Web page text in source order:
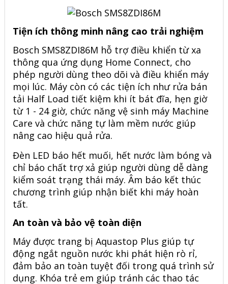
Tiện ích thông minh nâng cao trải nghiệm
Bosch SMS8ZDI86M hỗ trợ điều khiển từ xa
thông qua ứng dụng Home Connect, cho
phép người dùng theo dõi và điều khiển máy
mọi lúc. Máy còn có các tiện ích như rửa bán
tải Half Load tiết kiệm khi ít bát đĩa, hẹn giờ
từ 1 - 24 giờ, chức năng vệ sinh máy Machine
Care và chức năng tự làm mềm nước giúp
nâng cao hiệu quả rửa.
Đèn LED báo hết muối, hết nước làm bóng và
chỉ báo chất trợ xả giúp người dùng dễ dàng
kiểm soát trạng thái máy. Âm báo kết thúc
chương trình giúp nhận biết khi máy hoàn
tất.
An toàn và bảo vệ toàn diện
Máy được trang bị Aquastop Plus giúp tự
động ngắt nguồn nước khi phát hiện rò rỉ,
đảm bảo an toàn tuyệt đối trong quá trình sử
dụng. Khóa trẻ em giúp tránh các thao tác